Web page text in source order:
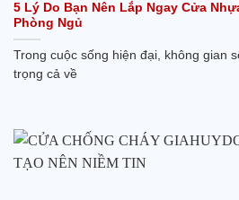
5 Lý Do Bạn Nên Lắp Ngay Cửa
Phòng Ngủ
Trong cuộc sống hiện đại, không gian
trọng cả về